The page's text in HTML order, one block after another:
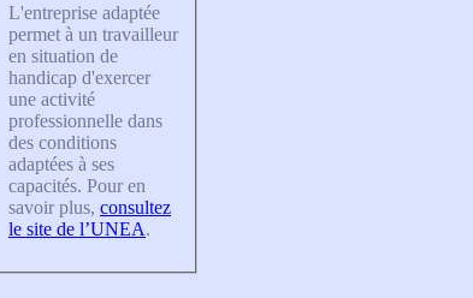
L'entreprise adaptée
permet à un travailleur
en situation de
handicap d'exercer
une activité
professionnelle dans
des conditions
adaptées à ses
capacités. Pour en
savoir plus, consultez
le site de l’UNEA.